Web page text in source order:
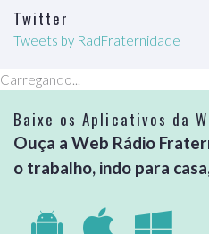
Twitter
Tweets by RadFraternidade
Carregando...
Baixe os Aplicativos da
Ouça a Web Rádio
o trabalho, indo para